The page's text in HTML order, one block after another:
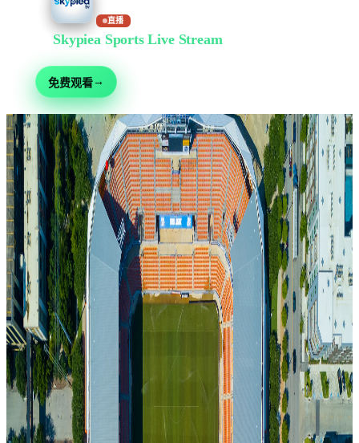
直播
Skypiea Sports Live Stream免费观看
免费观看→